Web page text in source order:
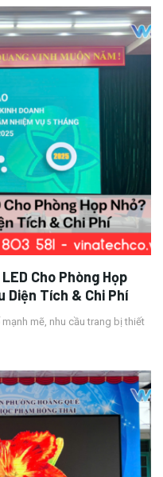
Cho Phòng Họp
Diện Tích & Chi Phí
mẽ, nhu cầu trang bị thiết